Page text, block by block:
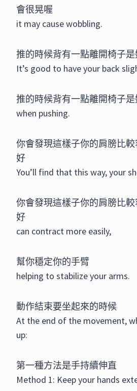
會很晃喔
it may cause wobbling.
推的時候背有一點離開椅子是
It’s good to have your back
推的時候背有一點離開椅子是
when pushing.
你會發現這樣子你的肩膀比
好
You’ll find that this way, your
你會發現這樣子你的肩膀比
好
can contract more easily,
幫你穩定你的手臂
helping to stabilize your arms.
動作結束要坐起來的時候
At the end of the movement,
up:
第一種方法是手持續伸直
Method 1: Keep your hands